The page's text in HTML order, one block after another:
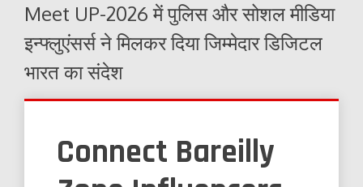
Meet UP-2026 में पुलिस और सोशल मीडिया
इन्फ्लुएंसर्स ने मिलकर दिया जिम्मेदार डिजिटल
भारत का संदेश
Connect Bareilly